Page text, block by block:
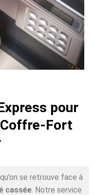
pour
Fort
se retrouve face à
cassée. Notre service